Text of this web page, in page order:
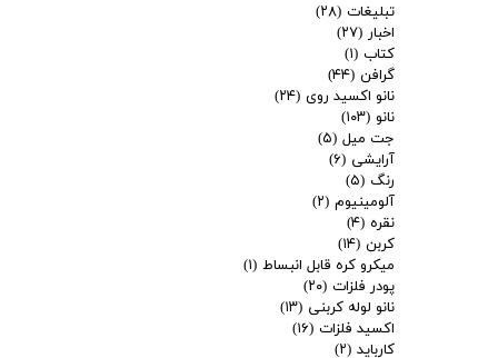
تبلیغات (۲۸)
اخبار (۲۷)
کتاب (۱)
گرافن (۴۴)
نانو اکسید روی (۲۴)
نانو (۱۰۳)
جت میل (۵)
آرایشی (۶)
رنگ (۵)
آلومینیوم (۲)
نقره (۴)
کربن (۱۴)
میکرو کره قابل انبساط (۱)
پودر فلزات (۲۰)
نانو لوله کربنی (۱۳)
اکسید فلزات (۱۶)
کارباید (۲)